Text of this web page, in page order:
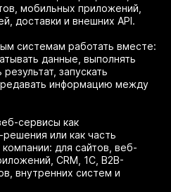
мобильных приложений,
доставки и внешних API.
системам работать вместе:
данные, выполнять
запускать
информацию между
сервисы как
или как часть
для сайтов, веб-
CRM, 1С, B2B-
внутренних систем и